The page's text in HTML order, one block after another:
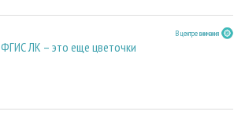
В центре внимания
ФГИС ЛК – это еще цветочки